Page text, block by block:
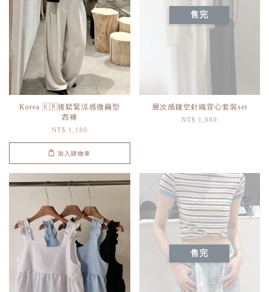
Korea 🇰🇷後鬆緊涼感微繭型
西褲
NT$ 1,180
加入購物車
售完
層次感鏤空針織背心套裝set
NT$ 1,080
售完